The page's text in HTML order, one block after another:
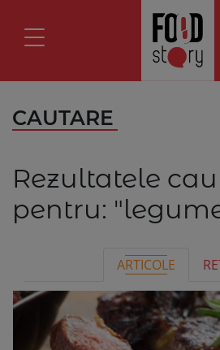
CAUTARE
Rezultatele
pentru:
ARTICOLE